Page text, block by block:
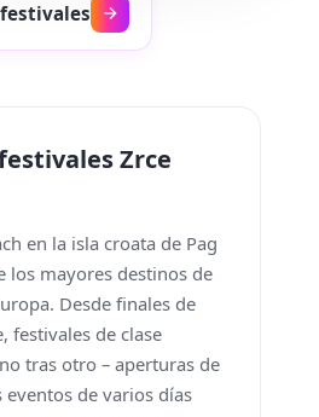
Zrce
en la isla croata de Pag
los mayores destinos de
Desde finales de
festivales de clase
tras otro – aperturas de
de varios días